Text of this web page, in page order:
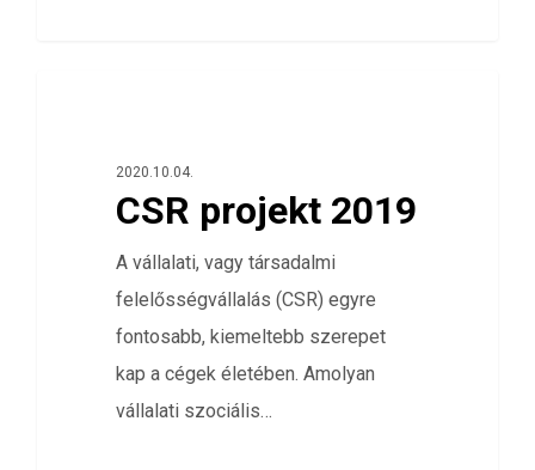
2020.10.04.
CSR projekt 2019
A vállalati, vagy társadalmi
felelősségvállalás (CSR) egyre
fontosabb, kiemeltebb szerepet
kap a cégek életében. Amolyan
vállalati szociális…